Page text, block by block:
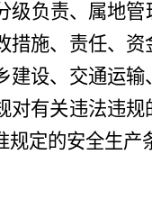
级负责、属地
措施、责任、
建设、交通运
对有关违法违
规定的安全生